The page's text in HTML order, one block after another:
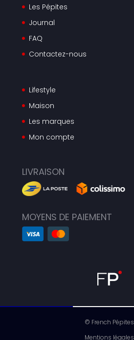
Les Pépites
Journal
FAQ
Contactez-nous
Lifestyle
Maison
Les marques
Mon compte
LIVRAISON
MOYENS DE PAIEMENT
© French Pépites
Mentions légales